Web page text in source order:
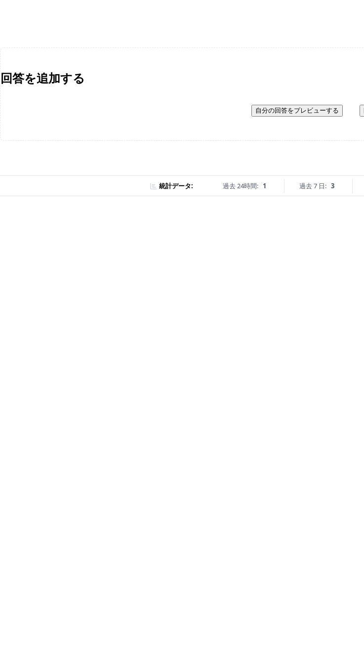
回答を追加する
自分の回答をプレビューする
統計データ: 過去 24時間: 1 過去 7 日: 3